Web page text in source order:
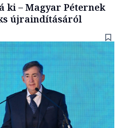
ki – Magyar Péternek
újraindításáról